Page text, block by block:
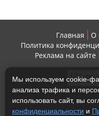
Главная О
Политика
Реклама на сайте
Мы используем cookie-
анализа трафика и
использовать сайт, вы
конфиденциальности и